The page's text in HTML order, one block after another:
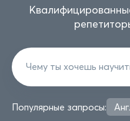
Популярные запросы: